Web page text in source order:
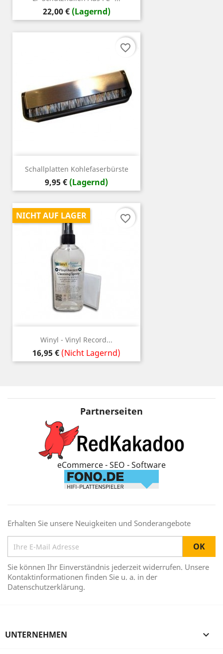
Preis
22,00 € (Lagernd)
Schallplatten Kohlefaserbürste
Preis
9,95 € (Lagernd)
favorite_border
Winyl - Vinyl Record...
Preis
16,95 € (Nicht Lagernd)
NICHT AUF LAGER favorite_border
Partnerseiten
eCommerce - SEO - Software
Erhalten Sie unsere Neuigkeiten und Sonderangebote
Sie können Ihr Einverständnis jederzeit widerrufen. Unsere
Kontaktinformationen finden Sie u. a. in der
Datenschutzerklärung.
UNTERNEHMEN 